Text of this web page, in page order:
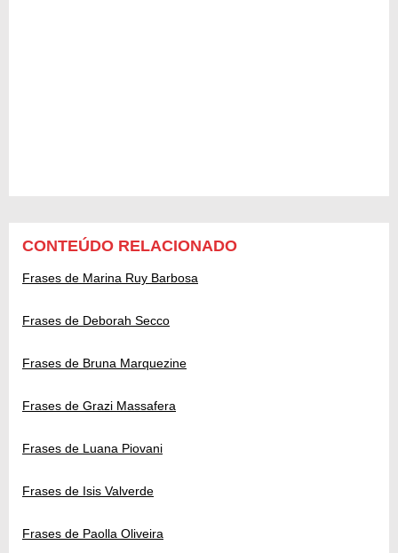
CONTEÚDO RELACIONADO
Frases de Marina Ruy Barbosa
Frases de Deborah Secco
Frases de Bruna Marquezine
Frases de Grazi Massafera
Frases de Luana Piovani
Frases de Isis Valverde
Frases de Paolla Oliveira